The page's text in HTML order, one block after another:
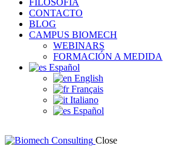
FILOSOFÍA
CONTACTO
BLOG
CAMPUS BIOMECH
WEBINARS
FORMACIÓN A MEDIDA
Español
English
Français
Italiano
Español
Close